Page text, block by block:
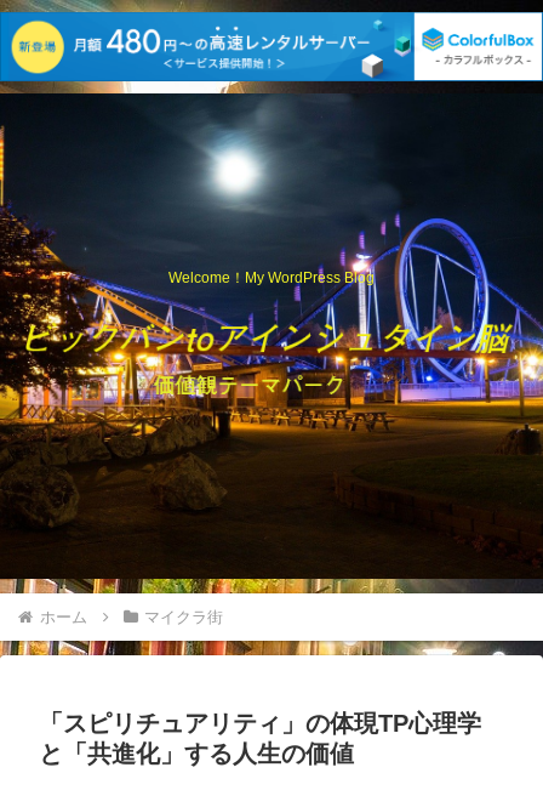
Welcome！My WordPress Blog
ホーム マイクラ街
「スピリチュアリティ」の体現TP心理学
と「共進化」する人生の価値